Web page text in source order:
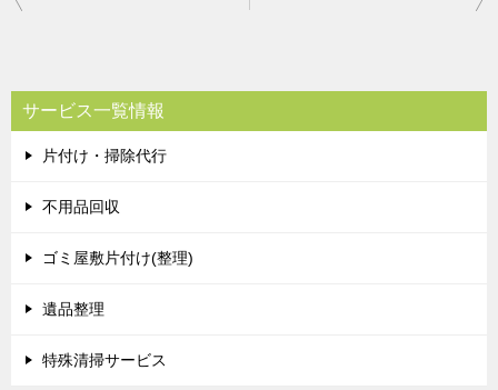
ビ
ゲ
ー
シ
サービス一覧情報
片付け・掃除代行
不用品回収
ゴミ屋敷片付け(整理)
遺品整理
特殊清掃サービス